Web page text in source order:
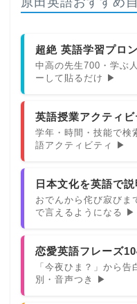
超絶 英語学習プロ
中高の先生700・学ぶ
ーして貼るだけ ▶
英語授業アクティ
学年・時間・技能で検
語アクティビティ ▶
日本文化を英語で
おでんから侘び寂びま
で言えるようになる ▶
恋愛英語フレーズ
「今夜ひま？」から
別・音声つき ▶